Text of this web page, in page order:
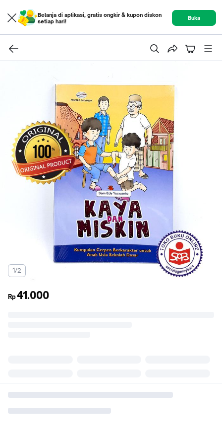
Belanja di aplikasi, gratis ongkir & kupon diskon
setiap hari!
Buka
1/2
Rp41.000